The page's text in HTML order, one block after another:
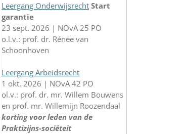
Leergang Onderwijsrecht Start
garantie
23 sept. 2026 | NOvA 25 PO
o.l.v.: prof. dr. Rénee van
Schoonhoven
Leergang Arbeidsrecht
1 okt. 2026 | NOvA 42 PO
ol.v.: prof. dr. mr. Willem Bouwens
en prof. mr. Willemijn Roozendaal
korting voor leden van de
Praktizijns-sociëteit